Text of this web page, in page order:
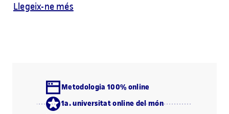
Llegeix-ne més
Metodologia 100% online
1a. universitat online del món